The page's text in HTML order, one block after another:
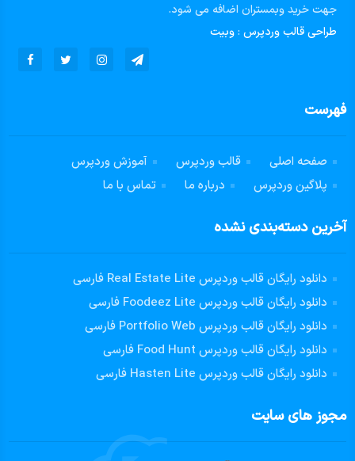
جهت خرید وبمستران اضافه می شود.
طراحی قالب وردپرس :وبیت
فهرست
صفحه اصلی قالب وردپرس
آموزش وردپرس
پلاگین وردپرس
درباره ما تماس با ما
آخرین دسته‌بندی نشده
دانلود رایگان قالب وردپرس Real Estate Lite فارسی
دانلود رایگان قالب وردپرس Foodeez Lite فارسی
دانلود رایگان قالب وردپرس Portfolio Web فارسی
دانلود رایگان قالب وردپرس Food Hunt فارسی
دانلود رایگان قالب وردپرس Hasten Lite فارسی
مجوز های سایت